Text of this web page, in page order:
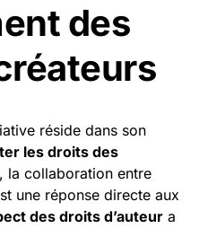
des
réside dans son
les droits des
la collaboration entre
une réponse directe aux
des droits d’auteur a